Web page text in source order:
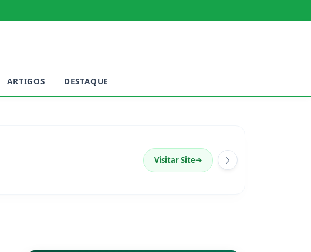
ARTIGOS DESTAQUE
Visitar Site➔